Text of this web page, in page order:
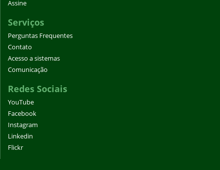
Assine
Serviços
Perguntas Frequentes
Contato
Acesso a sistemas
Comunicação
Redes Sociais
YouTube
Facebook
Instagram
Linkedin
Flickr